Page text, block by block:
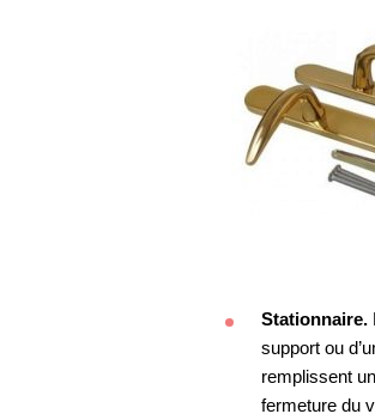
Stationnaire.
support ou
remplissent
fermeture du